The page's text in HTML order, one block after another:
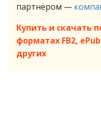
партнёром —
Купить и скачать
форматах FB2,
других